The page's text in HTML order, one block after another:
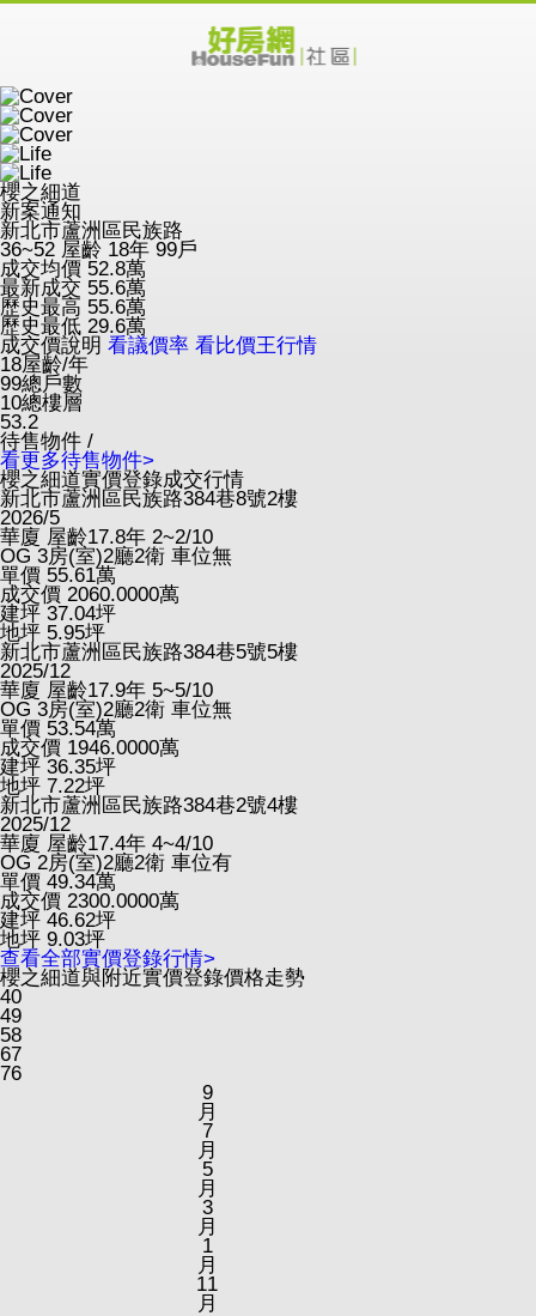
櫻之細道
新案通知
新北市蘆洲區民族路
36~52 屋齡 18年 99戶
成交均價 52.8萬
最新成交 55.6萬
歷史最高 55.6萬
歷史最低 29.6萬
成交價說明 看議價率 看比價王行情
18屋齡/年
99總戶數
10總樓層
53.2
待售物件 /
看更多待售物件>
櫻之細道實價登錄成交行情
新北市蘆洲區民族路384巷8號2樓
2026/5
華廈 屋齡17.8年 2~2/10
OG 3房(室)2廳2衛 車位無
單價 55.61萬
成交價 2060.0000萬
建坪 37.04坪
地坪 5.95坪
新北市蘆洲區民族路384巷5號5樓
2025/12
華廈 屋齡17.9年 5~5/10
OG 3房(室)2廳2衛 車位無
單價 53.54萬
成交價 1946.0000萬
建坪 36.35坪
地坪 7.22坪
新北市蘆洲區民族路384巷2號4樓
2025/12
華廈 屋齡17.4年 4~4/10
OG 2房(室)2廳2衛 車位有
單價 49.34萬
成交價 2300.0000萬
建坪 46.62坪
地坪 9.03坪
查看全部實價登錄行情>
櫻之細道與附近實價登錄價格走勢
40
49
58
67
76
9
月
7
月
5
月
3
月
1
月
11
月